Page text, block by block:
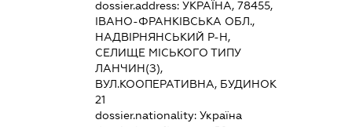
dossier.address:УКРАЇНА, 78455,
ІВАНО-ФРАНКІВСЬКА ОБЛ.,
НАДВІРНЯНСЬКИЙ Р-Н,
СЕЛИЩЕ МІСЬКОГО ТИПУ
ЛАНЧИН(З),
ВУЛ.КООПЕРАТИВНА, БУДИНОК
21
dossier.nationality:Україна